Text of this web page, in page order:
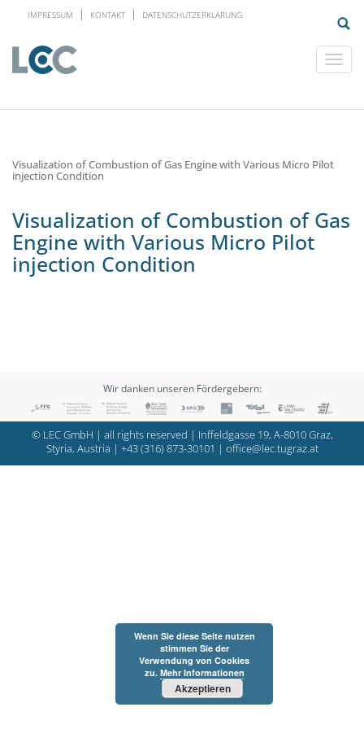
IMPRESSUM KONTAKT DATENSCHUTZERKLÄRUNG
Visualization of Combustion of Gas Engine with Various Micro Pilot
injection Condition
Visualization of Combustion of Gas
Engine with Various Micro Pilot
injection Condition
Wir danken unseren Fördergebern:
© LEC GmbH | all rights reserved | Inffeldgasse 19, A-8010 Graz,
Styria, Austria | +43 (316) 873-30101 | office@lec.tugraz.at
Wenn Sie diese Seite nutzen
stimmen Sie der
Verwendung von Cookies
zu. Mehr Informationen
Akzeptieren